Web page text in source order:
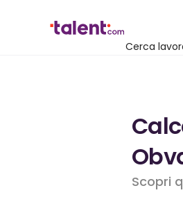
Cerca
Scopri